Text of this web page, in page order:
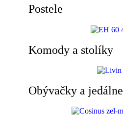
Postele
Komody a stolíky
Obývačky a jedálne